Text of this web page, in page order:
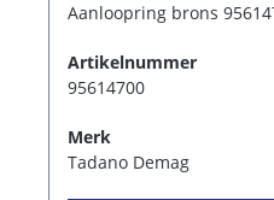
Aanloopring brons
Artikelnummer
95614700
Merk
Tadano Demag